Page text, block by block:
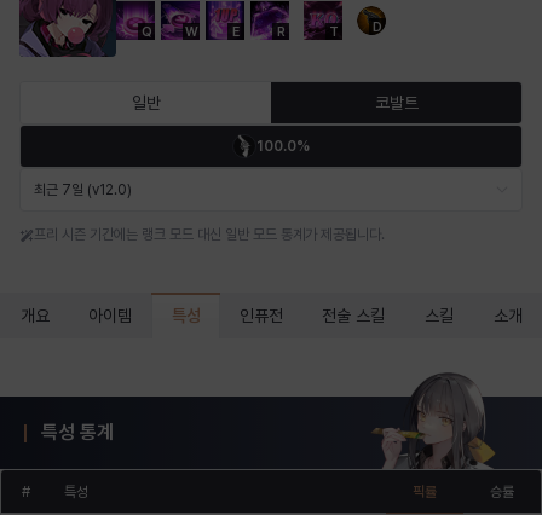
바바라 버니스 블레어 비앙카 비형 샬럿
알론소 얀
Q W E R T D
일반 코발트
100.0%
최근 7일 (v12.0)
프리 시즌 기간에는 랭크 모드 대신 일반 모드 통계가 제공됩니다.
개요 아이템 특성 인퓨전 전술 스킬 스킬 소개
특성 통계
# 특성 픽률 승률